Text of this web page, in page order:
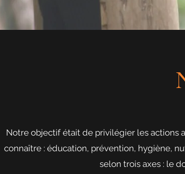
Notre objectif était de privilégier les actions
connaître : éducation, prévention, hygiène,
selon trois axes : le